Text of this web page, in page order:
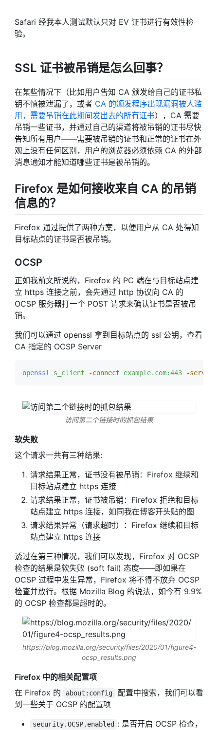
Safari 经我本人测试默认只对 EV 证书进行有效性检
验。
SSL 证书被吊销是怎么回事？
在某些情况下（比如用户告知 CA 颁发给自己的证书私
钥不慎被泄漏了，或者 CA 的颁发程序出现漏洞被人滥
用，需要吊销在此期间发出去的所有证书），CA 需要
吊销一些证书，并通过自己的渠道将被吊销的证书尽快
告知所有用户——需要被吊销的证书和正常的证书在外
观上没有任何区别，用户的浏览器必须依赖 CA 的外部
消息通知才能知道哪些证书是被吊销的。
Firefox 是如何接收来自 CA 的吊销
信息的？
Firefox 通过提供了两种方案，以便用户从 CA 处得知
目标站点的证书是否被吊销。
OCSP
正如我前文所说的，Firefox 的 PC 端在与目标站点建
立 https 连接之前，会先通过 http 协议向 CA 的
OCSP 服务器打一个 POST 请求来确认证书是否被吊
销。
我们可以通过 openssl 拿到目标站点的 ssl 公钥，查看
CA 指定的 OCSP Server
openssl s_client -connect example.com:443 -
访问第二个链接时的抓包结果
软失败
这个请求一共有三种结果:
请求结果正常，证书没有被吊销：Firefox 继续和
目标站点建立 https 连接
请求结果正常，证书被吊销：Firefox 拒绝和目标
站点建立 https 连接，如同我在博客开头贴的图
请求结果异常（请求超时）：Firefox 继续和目标
站点建立 https 连接
透过在第三种情况，我们可以发现，Firefox 对 OCSP
检查的结果是软失败 (soft fail) 态度——即如果在
OCSP 过程中发生异常，Firefox 将不得不放弃 OCSP
检查并放行。根据 Mozilla Blog 的说法，如今有 9.9%
的 OCSP 检查都是超时的。
https://blog.mozilla.org/security/files/2020/01/figure4-
ocsp_results.png
Firefox 中的相关配置项
在 Firefox 的
about:config
配置中搜索，我们可以看
到一些关于 OCSP 的配置项
security.OCSP.enabled : 是否开启 OCSP 检查，